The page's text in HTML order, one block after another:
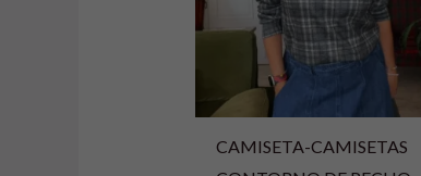
e
CAMISETA-CAMISETAS